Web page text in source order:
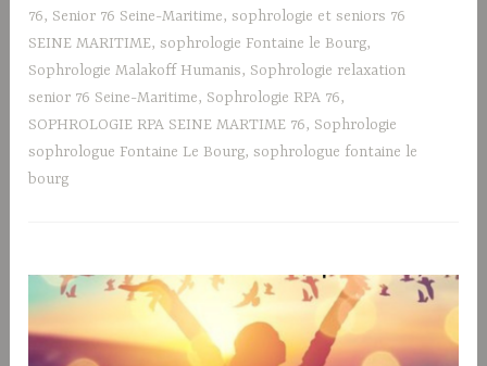
76, Senior 76 Seine-Maritime,sophrologie et seniors 76
SEINE MARITIME,sophrologie Fontaine le Bourg,
Sophrologie Malakoff Humanis, Sophrologie relaxation
senior 76 Seine-Maritime, Sophrologie RPA 76,
SOPHROLOGIE RPA SEINE MARTIME 76, Sophrologie
sophrologue Fontaine Le Bourg,sophrologue fontaine le
bourg